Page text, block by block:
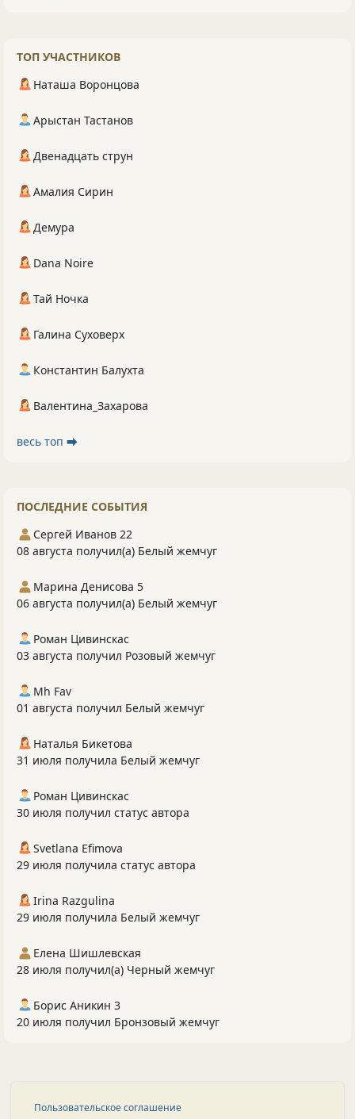
ТОП УЧАСТНИКОВ
Наташа Воронцова
Арыстан Тастанов
Двенадцать струн
Амалия Сирин
Демура
Dana Noire
Тай Ночка
Галина Суховерх
Константин Балухта
Валентина_Захарова
весь топ ⮕
ПОСЛЕДНИЕ СОБЫТИЯ
Сергей Иванов 22
08 августа получил(а) Белый жемчуг
Марина Денисова 5
06 августа получил(а) Белый жемчуг
Роман Цивинскас
03 августа получил Розовый жемчуг
Mh Fav
01 августа получил Белый жемчуг
Наталья Бикетова
31 июля получила Белый жемчуг
Роман Цивинскас
30 июля получил статус автора
Svetlana Efimova
29 июля получила статус автора
Irina Razgulina
29 июля получила Белый жемчуг
Елена Шишлевская
28 июля получил(а) Черный жемчуг
Борис Аникин 3
20 июля получил Бронзовый жемчуг
Пользовательское соглашение